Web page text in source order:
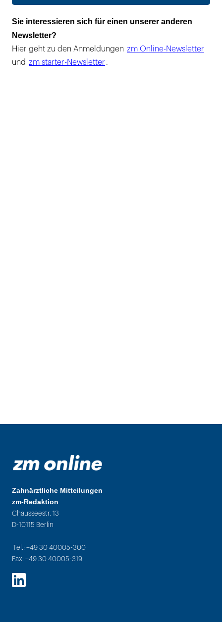
Sie interessieren sich für einen unserer anderen
Newsletter?
Hier geht zu den Anmeldungen zm Online-Newsletter
und zm starter-Newsletter .
Zahnärztliche Mitteilungen
zm-Redaktion
Chausseestr. 13
D-10115 Berlin
Tel.: +49 30 40005-300
Fax: +49 30 40005-319
LinkedIn